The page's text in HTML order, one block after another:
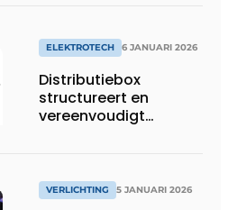
ELEKTROTECH 6 JANUARI 2026
Distributiebox
structureert en
vereenvoudigt
VERLICHTING 5 JANUARI 2026